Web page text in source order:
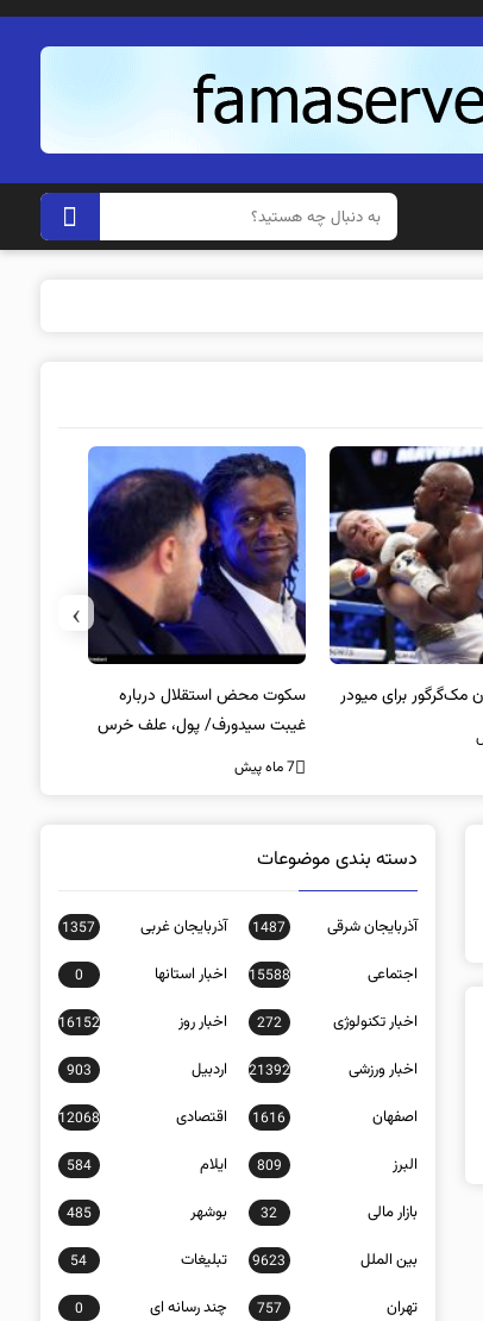
برای میودر
سکوت محض استقلال درباره
غیبت سیدورف/ پول، علف خرس
است؟
7 ماه پیش
›
دسته بندی موضوعات
آذربایجان شرقی 1487 آذربایجان غربی 1357
اجتماعی 15588 اخبار استانها 0
اخبار تکنولوژی 272 اخبار روز 16152
اخبار ورزشی 21392 اردبیل 903
اصفهان 1616 اقتصادی 12068
البرز 809 ایلام 584
بازار مالی 32 بوشهر 485
بین الملل 9623 تبلیغات 54
تهران 757 چند رسانه ای 0